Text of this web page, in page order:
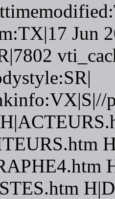
Jun